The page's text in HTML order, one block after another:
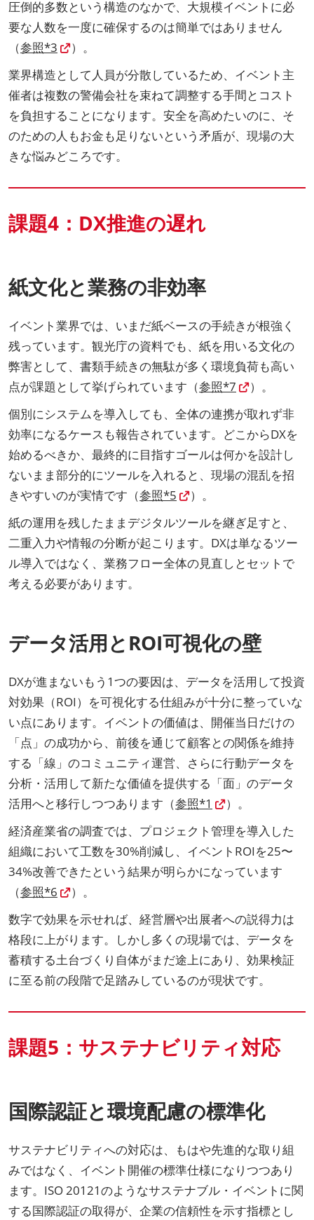
圧倒的多数という構造のなかで、大規模イベントに必
要な人数を一度に確保するのは簡単ではありません
（参照*3
）。
業界構造として人員が分散しているため、イベント主
催者は複数の警備会社を束ねて調整する手間とコスト
を負担することになります。安全を高めたいのに、そ
のための人もお金も足りないという矛盾が、現場の大
きな悩みどころです。
課題4：DX推進の遅れ
紙文化と業務の非効率
イベント業界では、いまだ紙ベースの手続きが根強く
残っています。観光庁の資料でも、紙を用いる文化の
弊害として、書類手続きの無駄が多く環境負荷も高い
点が課題として挙げられています（参照*7
）。
個別にシステムを導入しても、全体の連携が取れず非
効率になるケースも報告されています。どこからDXを
始めるべきか、最終的に目指すゴールは何かを設計し
ないまま部分的にツールを入れると、現場の混乱を招
きやすいのが実情です（参照*5
）。
紙の運用を残したままデジタルツールを継ぎ足すと、
二重入力や情報の分断が起こります。DXは単なるツー
ル導入ではなく、業務フロー全体の見直しとセットで
考える必要があります。
データ活用とROI可視化の壁
DXが進まないもう1つの要因は、データを活用して投資
対効果（ROI）を可視化する仕組みが十分に整っていな
い点にあります。イベントの価値は、開催当日だけの
「点」の成功から、前後を通じて顧客との関係を維持
する「線」のコミュニティ運営、さらに行動データを
分析・活用して新たな価値を提供する「面」のデータ
活用へと移行しつつあります（参照*1
）。
経済産業省の調査では、プロジェクト管理を導入した
組織において工数を30%削減し、イベントROIを25〜
34%改善できたという結果が明らかになっています
（参照*6
）。
数字で効果を示せれば、経営層や出展者への説得力は
格段に上がります。しかし多くの現場では、データを
蓄積する土台づくり自体がまだ途上にあり、効果検証
に至る前の段階で足踏みしているのが現状です。
課題5：サステナビリティ対応
国際認証と環境配慮の標準化
サステナビリティへの対応は、もはや先進的な取り組
みではなく、イベント開催の標準仕様になりつつあり
ます。ISO 20121のようなサステナブル・イベントに関
する国際認証の取得が、企業の信頼性を示す指標とし